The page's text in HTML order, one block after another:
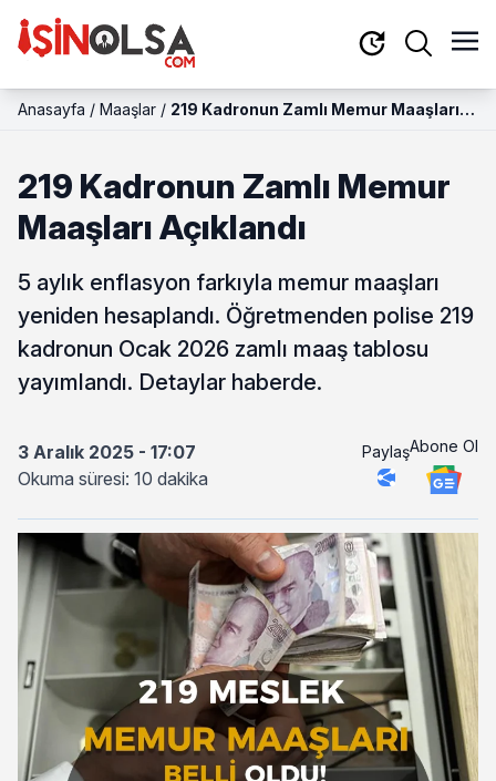
Anasayfa / Maaşlar / 219 Kadronun Zamlı Memur Maaşları
219 Kadronun Zamlı Memur
Maaşları Açıklandı
5 aylık enflasyon farkıyla memur maaşları
yeniden hesaplandı. Öğretmenden polise 219
kadronun Ocak 2026 zamlı maaş tablosu
yayımlandı. Detaylar haberde.
3 Aralık 2025 - 17:07
Okuma süresi: 10 dakika
PaylaşAbone Ol